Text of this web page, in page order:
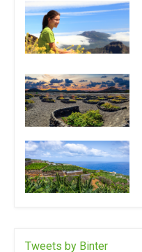
Tweets by Binter